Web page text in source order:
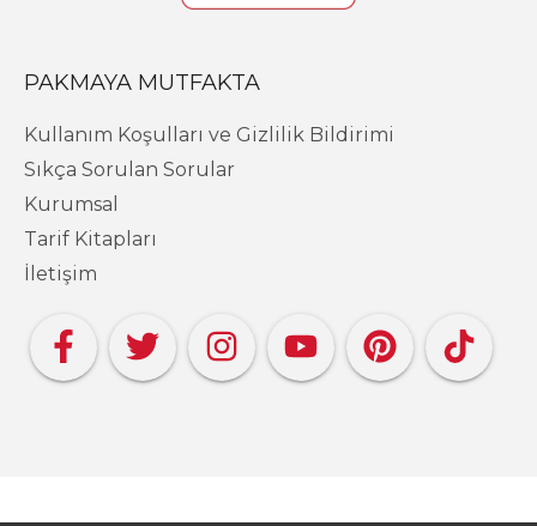
PAKMAYA MUTFAKTA
Kullanım Koşulları ve Gizlilik Bildirimi
Sıkça Sorulan Sorular
Kurumsal
Tarif Kitapları
İletişim